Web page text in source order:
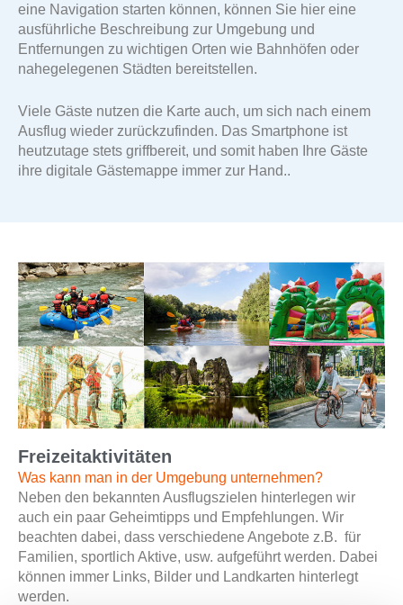
eine Navigation starten können, können Sie hier eine
ausführliche Beschreibung zur Umgebung und
Entfernungen zu wichtigen Orten wie Bahnhöfen oder
nahegelegenen Städten bereitstellen.
Viele Gäste nutzen die Karte auch, um sich nach einem
Ausflug wieder zurückzufinden. Das Smartphone ist
heutzutage stets griffbereit, und somit haben Ihre Gäste
ihre digitale Gästemappe immer zur Hand..
Freizeitaktivitäten
Was kann man in der Umgebung unternehmen?
Neben den bekannten Ausflugszielen hinterlegen wir
auch ein paar Geheimtipps und Empfehlungen. Wir
beachten dabei, dass verschiedene Angebote z.B. für
Familien, sportlich Aktive, usw. aufgeführt werden. Dabei
können immer Links, Bilder und Landkarten hinterlegt
werden.